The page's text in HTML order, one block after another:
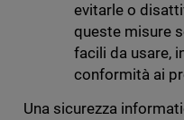
evitarle o
queste misure
facili da usare,
conformità ai
Una sicurezza